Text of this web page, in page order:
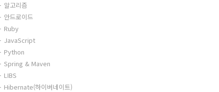
알고리즘
안드로이드
Ruby
JavaScript
Python
Spring & Maven
LIBS
Hibernate(하이버네이트)